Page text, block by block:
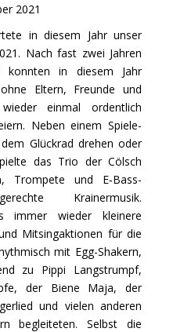
2021
in diesem Jahr unser
Nach fast zwei Jahren
konnten in diesem Jahr
Eltern, Freunde und
einmal ordentlich
Neben einem Spiele-
Glückrad drehen oder
das Trio der Cölsch
Trompete und E‑Bass-
Krainermusik.
immer wieder kleinere
Mitsingaktionen für die
mit Egg-Shakern,
zu Pippi Langstrumpf,
der Biene Maja, der
und vielen anderen
begleiteten. Selbst die